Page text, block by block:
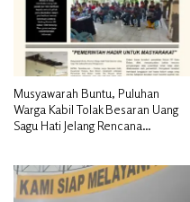
Musyawarah Buntu, Puluhan
Warga Kabil Tolak Besaran Uang
Sagu Hati Jelang Rencana